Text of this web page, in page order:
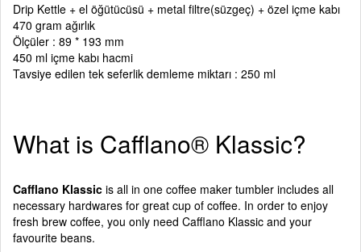
Drip Kettle + el öğütücüsü + metal filtre(süzgeç) + özel içme kabı
470 gram ağırlık
Ölçüler : 89 * 193 mm
450 ml içme kabı hacmi
Tavsiye edilen tek seferlik demleme miktarı : 250 ml
What is Cafflano® Klassic?
Cafflano Klassic is all in one coffee maker tumbler includes all
necessary hardwares for great cup of coffee. In order to enjoy
fresh brew coffee, you only need Cafflano Klassic and your
favourite beans.